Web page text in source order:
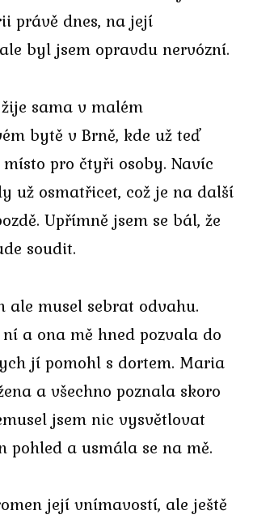
právě dnes, na její
byl jsem opravdu nervózní.
sama v malém
bytě v Brně, kde už teď
pro čtyři osoby. Navíc
už osmatřicet, což je na další
Upřímně jsem se bál, že
soudit.
ale musel sebrat odvahu.
a ona mě hned pozvala do
jí pomohl s dortem. Maria
a všechno poznala skoro
jsem nic vysvětlovat
pohled a usmála se na mě.
její vnímavostí, ale ještě